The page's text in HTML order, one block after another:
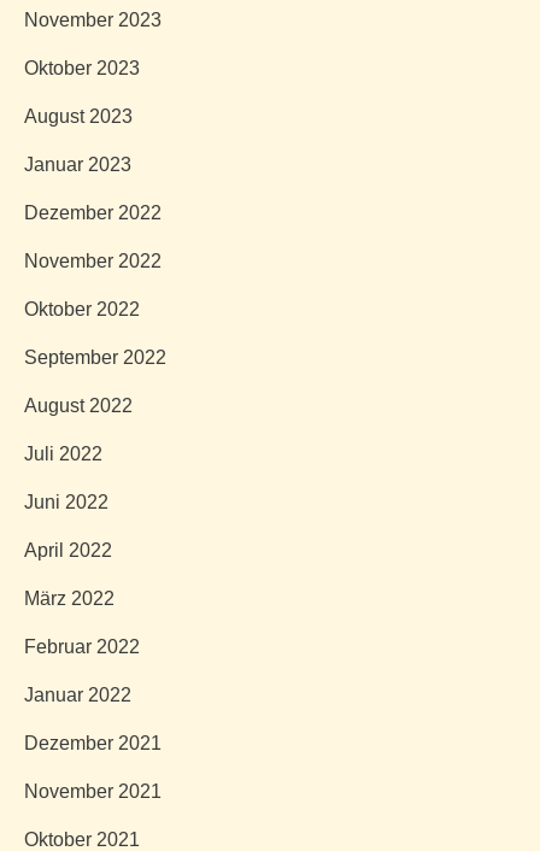
November 2023
Oktober 2023
August 2023
Januar 2023
Dezember 2022
November 2022
Oktober 2022
September 2022
August 2022
Juli 2022
Juni 2022
April 2022
März 2022
Februar 2022
Januar 2022
Dezember 2021
November 2021
Oktober 2021